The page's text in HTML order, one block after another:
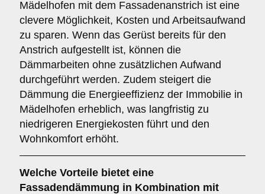
Mädelhofen mit dem Fassadenanstrich ist eine
clevere Möglichkeit, Kosten und Arbeitsaufwand
zu sparen. Wenn das Gerüst bereits für den
Anstrich aufgestellt ist, können die
Dämmarbeiten ohne zusätzlichen Aufwand
durchgeführt werden. Zudem steigert die
Dämmung die Energieeffizienz der Immobilie in
Mädelhofen erheblich, was langfristig zu
niedrigeren Energiekosten führt und den
Wohnkomfort erhöht.
Welche Vorteile bietet eine
Fassadendämmung in Kombination mit